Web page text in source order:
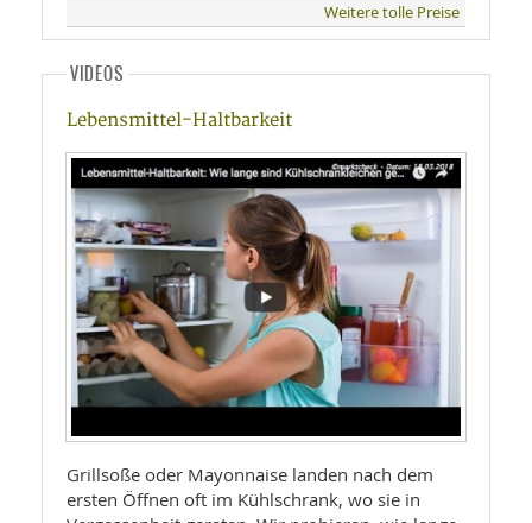
Weitere tolle Preise
VIDEOS
Lebensmittel-Haltbarkeit
Grillsoße oder Mayonnaise landen nach dem
ersten Öffnen oft im Kühlschrank, wo sie in